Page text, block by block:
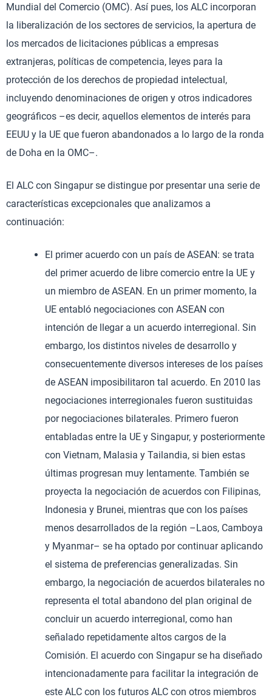
Mundial del Comercio (OMC). Así pues, los ALC incorporan
la liberalización de los sectores de servicios, la apertura de
los mercados de licitaciones públicas a empresas
extranjeras, políticas de competencia, leyes para la
protección de los derechos de propiedad intelectual,
incluyendo denominaciones de origen y otros indicadores
geográficos –es decir, aquellos elementos de interés para
EEUU y la UE que fueron abandonados a lo largo de la ronda
de Doha en la OMC–.
El ALC con Singapur se distingue por presentar una serie de
características excepcionales que analizamos a
continuación:
El primer acuerdo con un país de ASEAN: se trata
del primer acuerdo de libre comercio entre la UE y
un miembro de ASEAN. En un primer momento, la
UE entabló negociaciones con ASEAN con
intención de llegar a un acuerdo interregional. Sin
embargo, los distintos niveles de desarrollo y
consecuentemente diversos intereses de los países
de ASEAN imposibilitaron tal acuerdo. En 2010 las
negociaciones interregionales fueron sustituidas
por negociaciones bilaterales. Primero fueron
entabladas entre la UE y Singapur, y posteriormente
con Vietnam, Malasia y Tailandia, si bien estas
últimas progresan muy lentamente. También se
proyecta la negociación de acuerdos con Filipinas,
Indonesia y Brunei, mientras que con los países
menos desarrollados de la región –Laos, Camboya
y Myanmar– se ha optado por continuar aplicando
el sistema de preferencias generalizadas. Sin
embargo, la negociación de acuerdos bilaterales no
representa el total abandono del plan original de
concluir un acuerdo interregional, como han
señalado repetidamente altos cargos de la
Comisión. El acuerdo con Singapur se ha diseñado
intencionadamente para facilitar la integración de
este ALC con los futuros ALC con otros miembros